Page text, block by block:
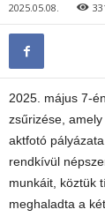
2025.05.08.
2025. május 7-
zsűrizése,
aktfotó
rendkívül
munkáit, köztük
meghaladta a